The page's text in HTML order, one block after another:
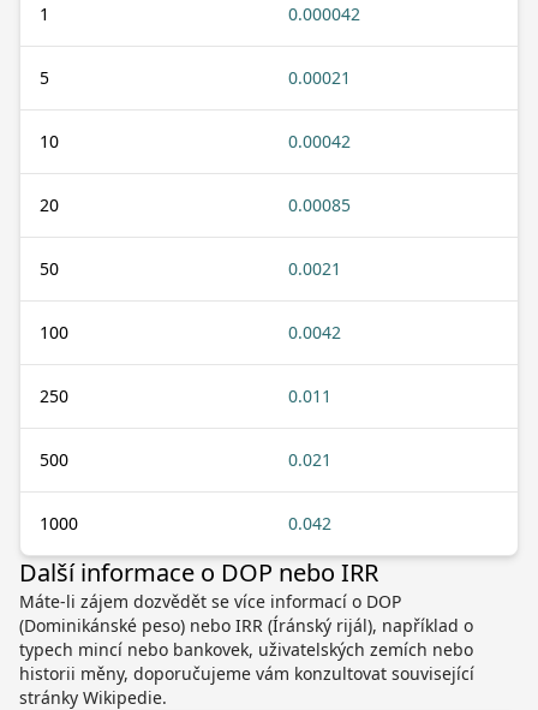
1 0.000042
5 0.00021
10 0.00042
20 0.00085
50 0.0021
100 0.0042
250 0.011
500 0.021
1000 0.042
Další informace o DOP nebo IRR
Máte-li zájem dozvědět se více informací o DOP
(Dominikánské peso) nebo IRR (Íránský rijál), například o
typech mincí nebo bankovek, uživatelských zemích nebo
historii měny, doporučujeme vám konzultovat související
stránky Wikipedie.